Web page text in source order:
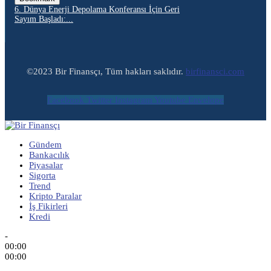
6. Dünya Enerji Depolama Konferansı İçin Geri
Sayım Başladı:...
©2023 Bir Finansçı, Tüm hakları saklıdır. birfinansci.com
Facebook Twitter Instagram Youtube Envelope
Gündem
Bankacılık
Piyasalar
Sigorta
Trend
Kripto Paralar
İş Fikirleri
Kredi
-
00:00
00:00